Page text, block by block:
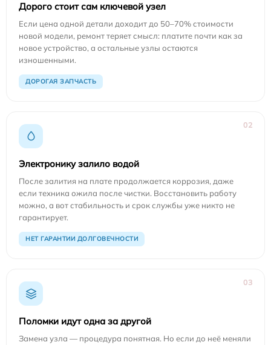
Дорого стоит сам ключевой узел
Если цена одной детали доходит до 50–70% стоимости
новой модели, ремонт теряет смысл: платите почти как за
новое устройство, а остальные узлы остаются
изношенными.
ДОРОГАЯ ЗАПЧАСТЬ
02
Электронику залило водой
После залития на плате продолжается коррозия, даже
если техника ожила после чистки. Восстановить работу
можно, а вот стабильность и срок службы уже никто не
гарантирует.
НЕТ ГАРАНТИИ ДОЛГОВЕЧНОСТИ
03
Поломки идут одна за другой
Замена узла — процедура понятная. Но если до неё меняли